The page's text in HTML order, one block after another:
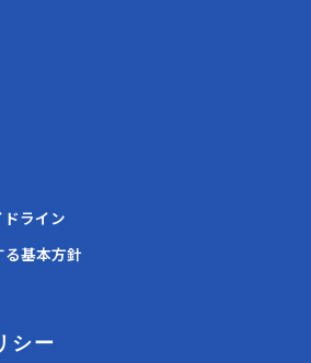
ライン
基本方針
シー